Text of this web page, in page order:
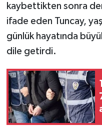
kaybettikten sonra
ifade eden Tuncay,
günlük hayatında
dile getirdi.